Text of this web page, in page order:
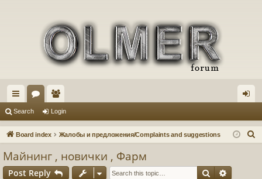
ui
ck
or
u
e
m
rs
in
Search Login
Board index Жалобы и предложения/Complaints and suggestions
Майнинг , новички , Фарм
Post Reply Search